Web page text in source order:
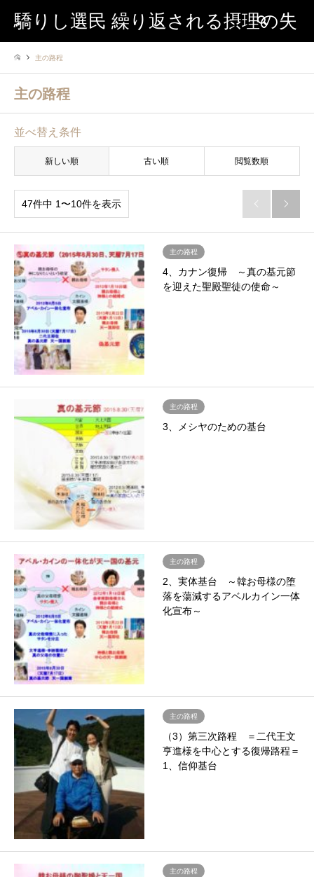
驕りし選民 繰り返される摂理の失
敗
検索
主の路程
主の路程
並べ替え条件
新しい順 古い順 閲覧数順
47件中 1〜10件を表示  
主の路程
4、カナン復帰 ～真の基元節
を迎えた聖殿聖徒の使命～
主の路程
3、メシヤのための基台
主の路程
2、実体基台 ～韓お母様の堕
落を蕩減するアベルカイン一体
化宣布～
主の路程
（3）第三次路程 ＝二代王文
亨進様を中心とする復帰路程＝
1、信仰基台
主の路程